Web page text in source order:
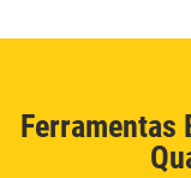
Ferramentas